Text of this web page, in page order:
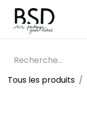
Tous les produits